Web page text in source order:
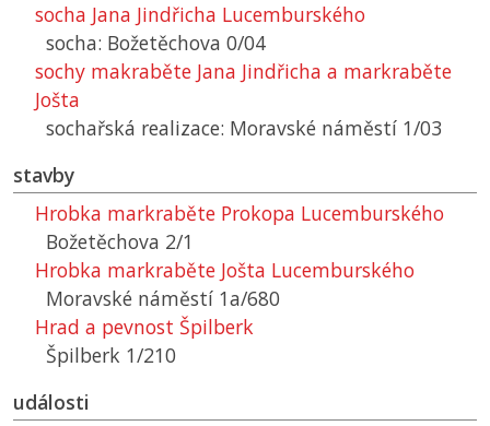
socha Jana Jindřicha Lucemburského
socha: Božetěchova 0/04
sochy makraběte Jana Jindřicha a markraběte
Jošta
sochařská realizace: Moravské náměstí 1/03
stavby
Hrobka markraběte Prokopa Lucemburského
Božetěchova 2/1
Hrobka markraběte Jošta Lucemburského
Moravské náměstí 1a/680
Hrad a pevnost Špilberk
Špilberk 1/210
události